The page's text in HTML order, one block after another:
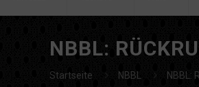
NBBL:
Startseite NBBL NBBL: